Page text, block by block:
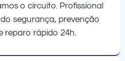
o circuito. Profissional
segurança, prevenção
reparo rápido 24h.